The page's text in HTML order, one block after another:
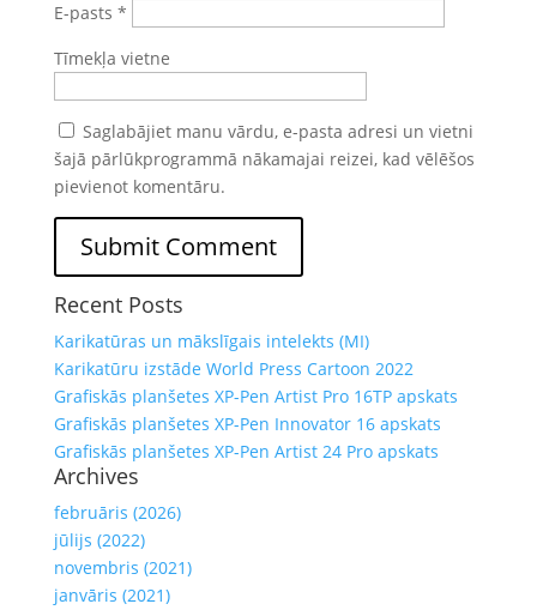
E-pasts *
Tīmekļa vietne
Saglabājiet manu vārdu, e-pasta adresi un vietni
šajā pārlūkprogrammā nākamajai reizei, kad vēlēšos
pievienot komentāru.
Recent Posts
Karikatūras un mākslīgais intelekts (MI)
Karikatūru izstāde World Press Cartoon 2022
Grafiskās planšetes XP-Pen Artist Pro 16TP apskats
Grafiskās planšetes XP-Pen Innovator 16 apskats
Grafiskās planšetes XP-Pen Artist 24 Pro apskats
Archives
februāris (2026)
jūlijs (2022)
novembris (2021)
janvāris (2021)